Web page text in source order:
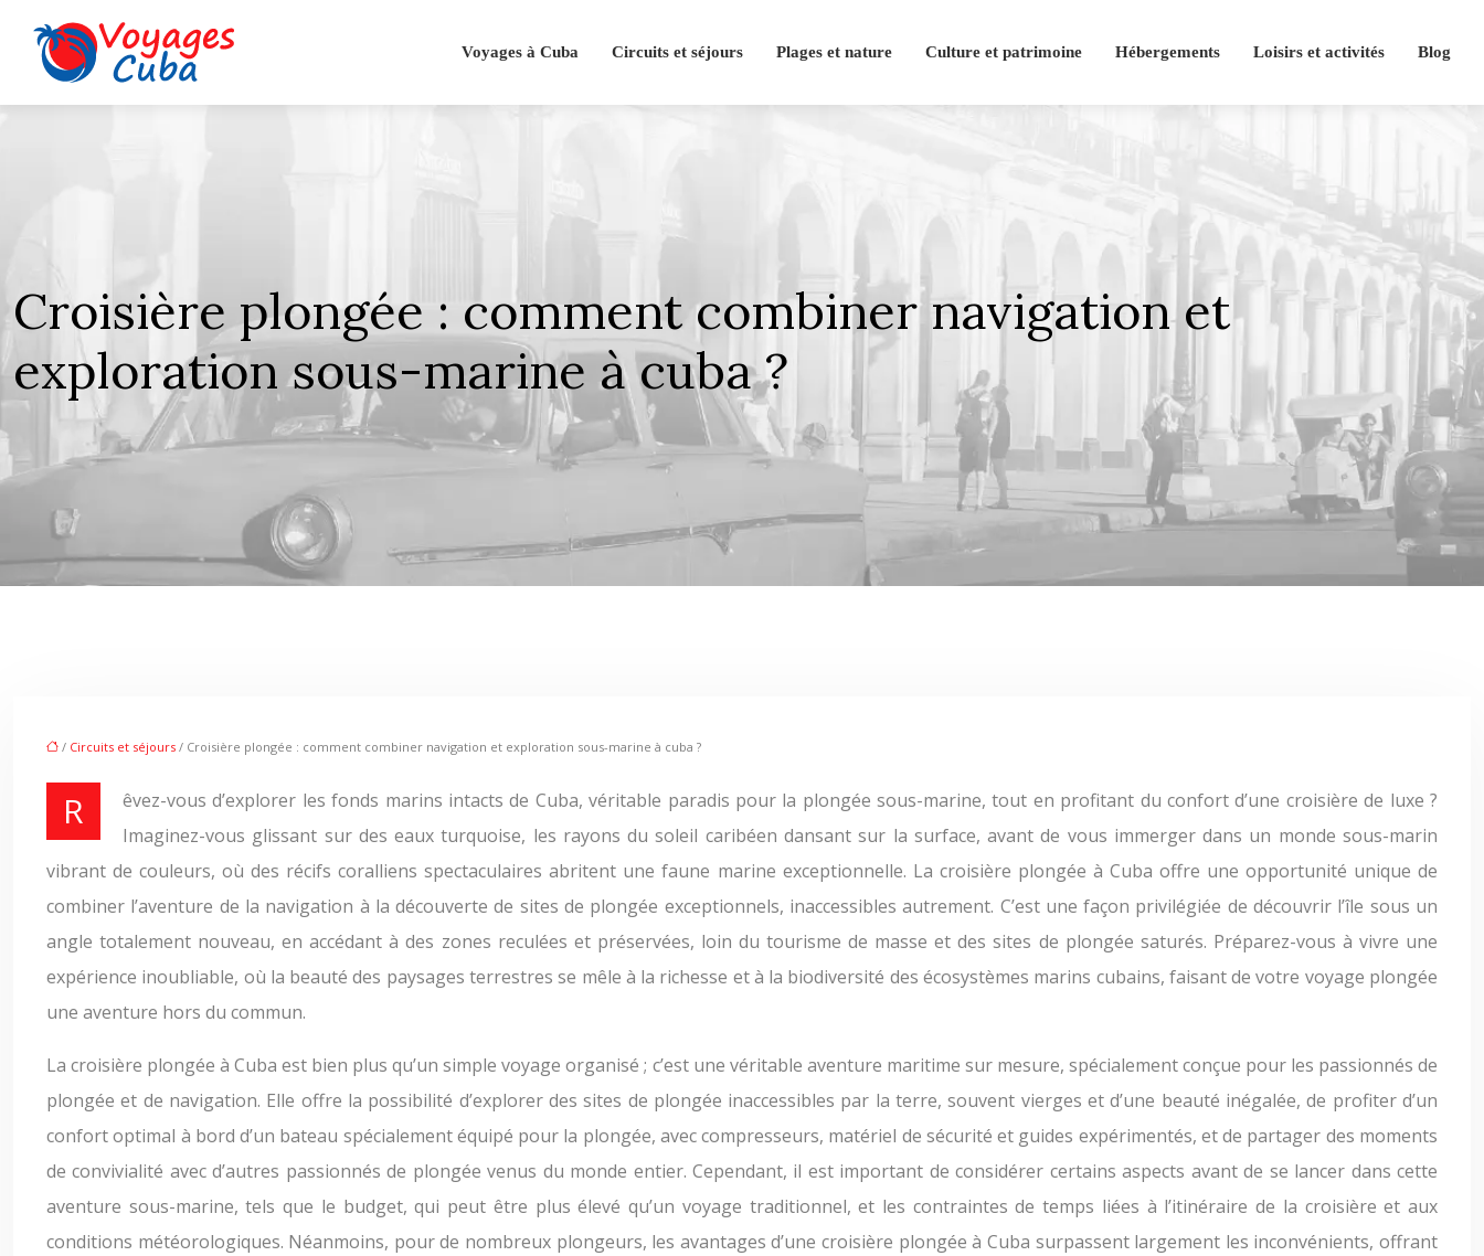
Voyages à Cuba Circuits et séjours Plages et nature Culture et patrimoine Hébergements Loisirs et activités Blog
Croisière plongée : comment combiner navigation et
exploration sous-marine à cuba ?
/ Circuits et séjours / Croisière plongée : comment combiner navigation et exploration sous-marine à cuba ?
Rêvez-vous d’explorer les fonds marins intacts de Cuba, véritable paradis pour la plongée sous-marine, tout en profitant du confort d’une croisière de luxe ?
Imaginez-vous glissant sur des eaux turquoise, les rayons du soleil caribéen dansant sur la surface, avant de vous immerger dans un monde sous-marin
vibrant de couleurs, où des récifs coralliens spectaculaires abritent une faune marine exceptionnelle. La croisière plongée à Cuba offre une opportunité unique de
combiner l’aventure de la navigation à la découverte de sites de plongée exceptionnels, inaccessibles autrement. C’est une façon privilégiée de découvrir l’île sous un
angle totalement nouveau, en accédant à des zones reculées et préservées, loin du tourisme de masse et des sites de plongée saturés. Préparez-vous à vivre une
expérience inoubliable, où la beauté des paysages terrestres se mêle à la richesse et à la biodiversité des écosystèmes marins cubains, faisant de votre voyage plongée
une aventure hors du commun.
La croisière plongée à Cuba est bien plus qu’un simple voyage organisé ; c’est une véritable aventure maritime sur mesure, spécialement conçue pour les passionnés de
plongée et de navigation. Elle offre la possibilité d’explorer des sites de plongée inaccessibles par la terre, souvent vierges et d’une beauté inégalée, de profiter d’un
confort optimal à bord d’un bateau spécialement équipé pour la plongée, avec compresseurs, matériel de sécurité et guides expérimentés, et de partager des moments
de convivialité avec d’autres passionnés de plongée venus du monde entier. Cependant, il est important de considérer certains aspects avant de se lancer dans cette
aventure sous-marine, tels que le budget, qui peut être plus élevé qu’un voyage traditionnel, et les contraintes de temps liées à l’itinéraire de la croisière et aux
conditions météorologiques. Néanmoins, pour de nombreux plongeurs, les avantages d’une croisière plongée à Cuba surpassent largement les inconvénients, offrant